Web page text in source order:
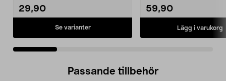
29,90
Se varianter
59,90
Lägg i varukorg
Passande tillbehör